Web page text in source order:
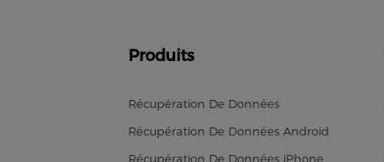
Produits
Récupération De Données
Récupération De Données Android
Récupération De Données iPhone